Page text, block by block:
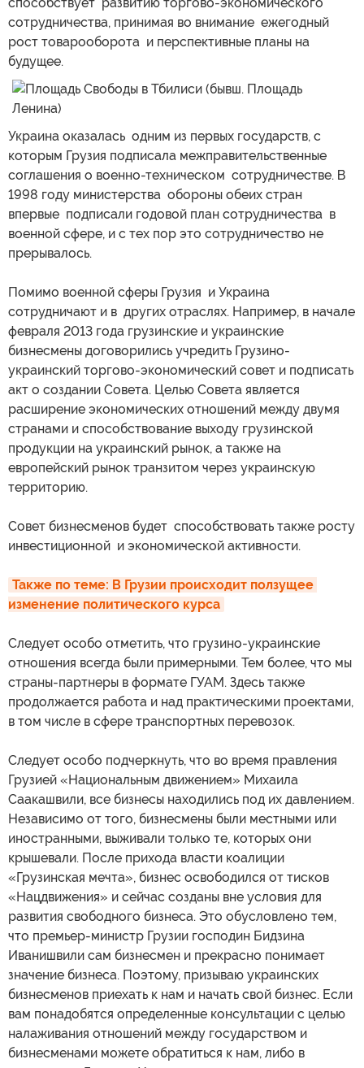
сотрудничества, принимая во внимание ежегодный
рост товарооборота и перспективные планы на
будущее.
Украина оказалась одним из первых государств, с
которым Грузия подписала межправительственные
соглашения о военно-техническом сотрудничестве. В
1998 году министерства обороны обеих стран
впервые подписали годовой план сотрудничества в
военной сфере, и с тех пор это сотрудничество не
прерывалось.
Помимо военной сферы Грузия и Украина
сотрудничают и в других отраслях. Например, в начале
февраля 2013 года грузинские и украинские
бизнесмены договорились учредить Грузино-
украинский торгово-экономический совет и подписать
акт о создании Совета. Целью Совета является
расширение экономических отношений между двумя
странами и способствование выходу грузинской
продукции на украинский рынок, а также на
европейский рынок транзитом через украинскую
территорию.
Совет бизнесменов будет способствовать также росту
инвестиционной и экономической активности.
Также по теме: В Грузии происходит ползущее
изменение политического курса
Следует особо отметить, что грузино-украинские
отношения всегда были примерными. Тем более, что мы
страны-партнеры в формате ГУАМ. Здесь также
продолжается работа и над практическими проектами,
в том числе в сфере транспортных перевозок.
Следует особо подчеркнуть, что во время правления
Грузией «Национальным движением» Михаила
Саакашвили, все бизнесы находились под их давлением.
Независимо от того, бизнесмены были местными или
иностранными, выживали только те, которых они
крышевали. После прихода власти коалиции
«Грузинская мечта», бизнес освободился от тисков
«Нацдвижения» и сейчас созданы вне условия для
развития свободного бизнеса. Это обусловлено тем,
что премьер-министр Грузии господин Бидзина
Иванишвили сам бизнесмен и прекрасно понимает
значение бизнеса. Поэтому, призываю украинских
бизнесменов приехать к нам и начать свой бизнес. Если
вам понадобятся определенные консультации с целью
налаживания отношений между государством и
бизнесменами можете обратиться к нам, либо в